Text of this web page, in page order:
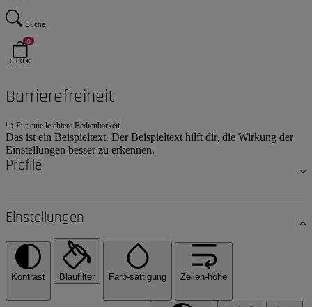
Suche
0
0,00 €
Barrierefreiheit
Für eine leichtere Bedienbarkeit
Das ist ein Beispieltext. Der Beispieltext hilft dir, die Wirkung der
Einstellungen besser zu erkennen.
Profile
Einstellungen
Kontrast Blaufilter Farb-sättigung Zeilen-höhe